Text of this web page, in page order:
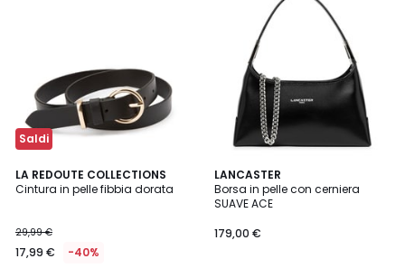
Saldi
LA REDOUTE COLLECTIONS
Cintura in pelle fibbia dorata
29,99 €
17,99 € -40%
4,7
/ 5
2
Colori
LANCASTER
Borsa in pelle con cerniera
SUAVE ACE
179,00 €
4,9
/ 5
2
Colori